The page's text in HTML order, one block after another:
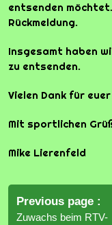
entsenden
Rückmeldung.
Insgesamt haben
zu entsenden.
Vielen Dank für
Mit sportlichen
Mike Lierenfeld
Beitrags-
Navigation
Previous page
Zuwachs beim RTV-